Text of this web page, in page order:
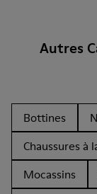
Autres
Bottines
Chaussures à
Mocassins